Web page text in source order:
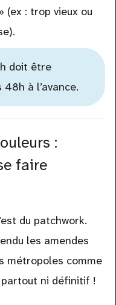
(ex : trop vieux ou
doit être
à l’avance.
:
faire
du patchwork.
les amendes
métropoles comme
partout ni définitif !